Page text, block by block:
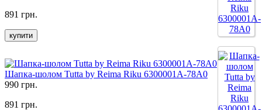
891 грн.
купити
Шапка-шолом Tutta by Reima Riku 6300001A-78A0
990 грн.
891 грн.